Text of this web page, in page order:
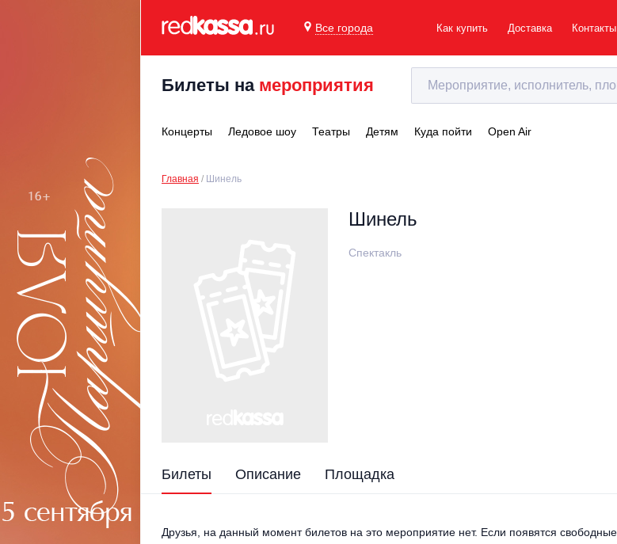
Все города Как купить Доставка Контакты
Билеты на мероприятия
Концерты Ледовое шоу Театры Детям Куда пойти Open Air
Главная Шинель
Шинель
Спектакль
Билеты Описание Площадка
Друзья, на данный момент билетов на это мероприятие нет. Если появятся